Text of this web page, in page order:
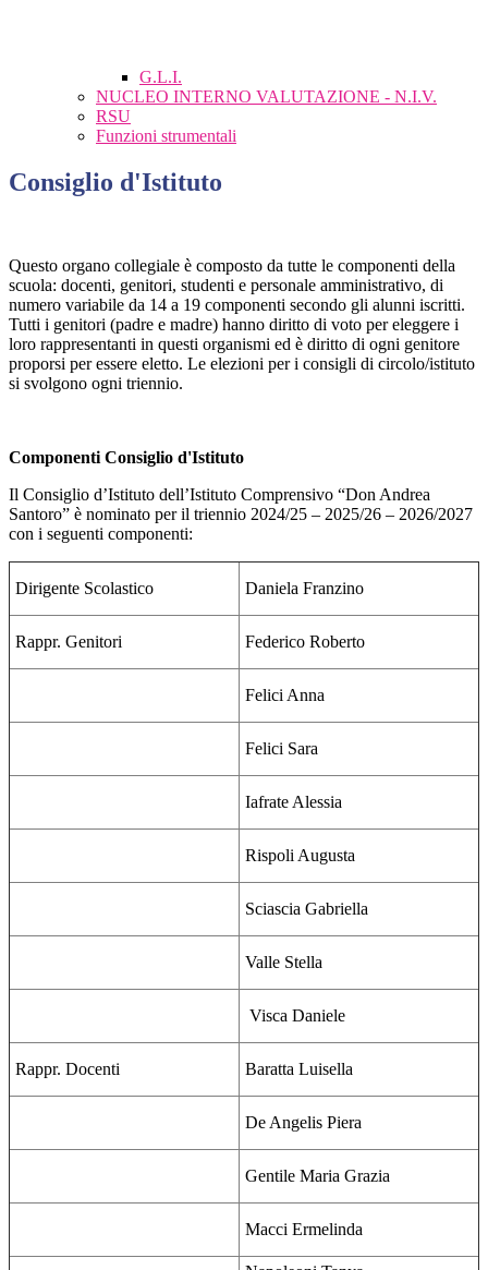
G.L.I.
NUCLEO INTERNO VALUTAZIONE - N.I.V.
RSU
Funzioni strumentali
Consiglio d'Istituto
Questo organo collegiale è composto da tutte le componenti della
scuola: docenti, genitori, studenti e personale amministrativo, di
numero variabile da 14 a 19 componenti secondo gli alunni iscritti.
Tutti i genitori (padre e madre) hanno diritto di voto per eleggere i
loro rappresentanti in questi organismi ed è diritto di ogni genitore
proporsi per essere eletto. Le elezioni per i consigli di circolo/istituto
si svolgono ogni triennio.
Componenti Consiglio d'Istituto
Il Consiglio d’Istituto dell’Istituto Comprensivo “Don Andrea
Santoro” è nominato per il triennio 2024/25 – 2025/26 – 2026/2027
con i seguenti componenti:
Dirigente Scolastico Daniela Franzino
Rappr. Genitori Federico Roberto
Felici Anna
Felici Sara
Iafrate Alessia
Rispoli Augusta
Sciascia Gabriella
Valle Stella
Visca Daniele
Rappr. Docenti Baratta Luisella
De Angelis Piera
Gentile Maria Grazia
Macci Ermelinda